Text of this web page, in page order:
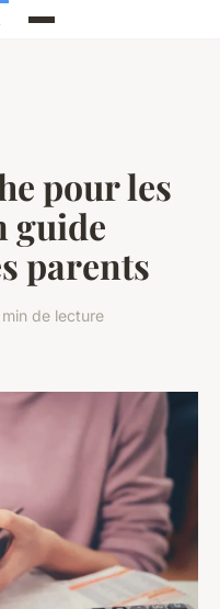
pour les
guide
parents
de lecture